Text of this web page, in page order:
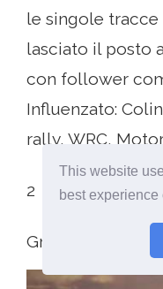
This website
best
le singole
lasciato il posto
con follower
Influenzato:
rally, WRC,
2
Gran Turismo